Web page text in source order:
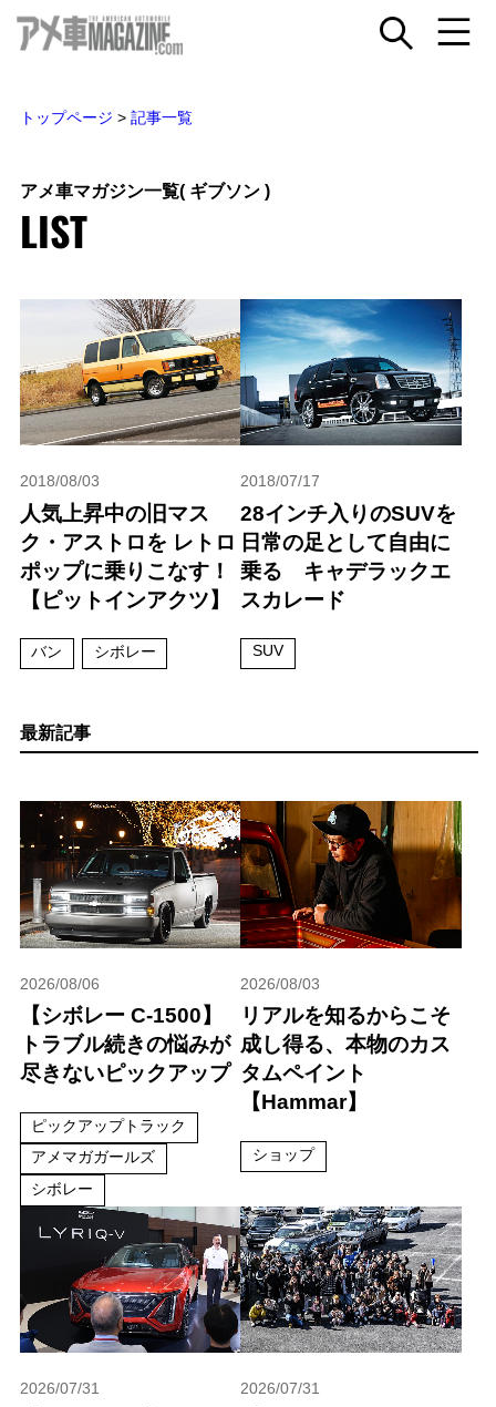
トップページ > 記事一覧
アメ車マガジン一覧( ギブソン )
LIST
2018/08/03
人気上昇中の旧マス
ク・アストロを レトロ
ポップに乗りこなす！
【ピットインアクツ】
バン シボレー
2018/07/17
28インチ入りのSUVを
日常の足として自由に
乗る キャデラックエ
スカレード
SUV
最新記事
2026/08/06
【シボレー C-1500】
トラブル続きの悩みが
尽きないピックアップ
ピックアップトラック
アメマガガールズ
シボレー
2026/08/03
リアルを知るからこそ
成し得る、本物のカス
タムペイント
【Hammar】
ショップ
2026/07/31 2026/07/31